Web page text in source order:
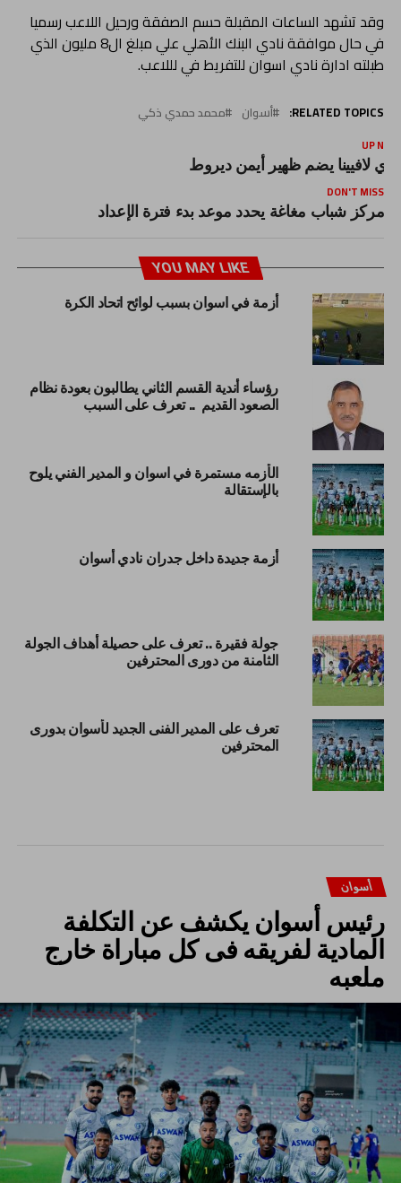
وقد تشهد الساعات المقبلة حسم الصفقة ورحيل اللاعب رسميا
في حال موافقة نادي البنك الأهلي علي مبلغ ال8 مليون الذي
طبلته ادارة نادي اسوان للتفريط في لللاعب.
RELATED TOPICS: أسوان محمد حمدي ذكي
UP
لافيينا يضم ظهير أيمن ديروط
DON'T MISS
مركز شباب مغاغة يحدد موعد بدء فترة الإعداد
YOU MAY LIKE
أزمة في اسوان بسبب لوائح اتحاد الكرة
رؤساء أندية القسم الثاني يطالبون بعودة نظام
الصعود القديم .. تعرف على السبب
الأزمه مستمرة في اسوان و المدير الفني يلوح
بالإستقالة
أزمة جديدة داخل جدران نادي أسوان
جولة فقيرة .. تعرف على حصيلة أهداف الجولة
الثامنة من دورى المحترفين
تعرف على المدير الفنى الجديد لأسوان بدورى
المحترفين
أسوان
رئيس أسوان يكشف عن التكلفة
المادية لفريقه فى كل مباراة خارج
ملعبه